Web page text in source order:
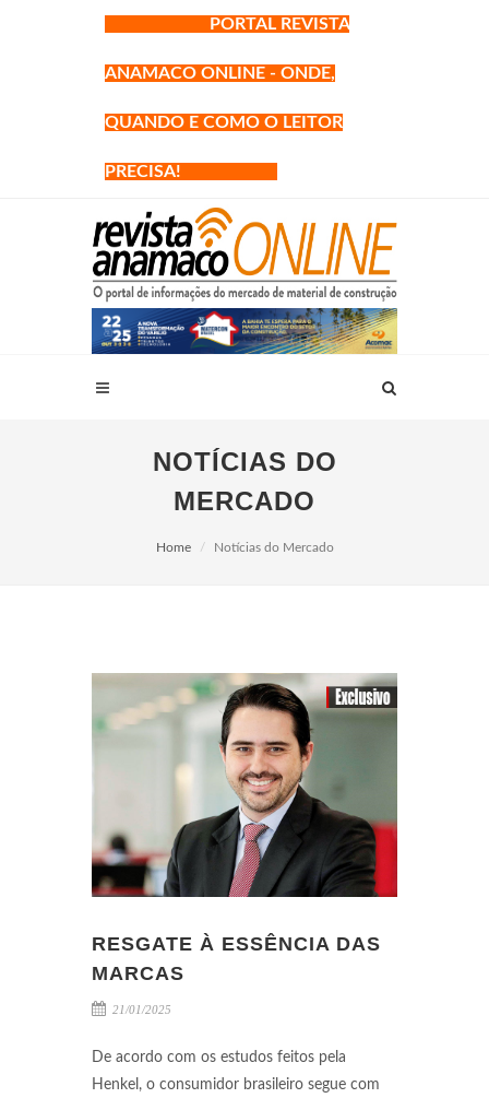
PORTAL REVISTA
ANAMACO ONLINE - ONDE,
QUANDO E COMO O LEITOR
PRECISA!
NOTÍCIAS DO
MERCADO
Home Notícias do Mercado
RESGATE À ESSÊNCIA DAS
MARCAS
21/01/2025
De acordo com os estudos feitos pela
Henkel, o consumidor brasileiro segue com